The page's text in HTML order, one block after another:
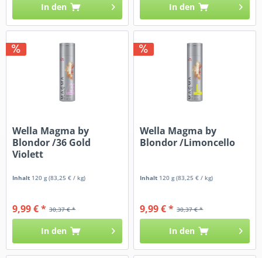
In den In den
Wella Magma by
Blondor /36 Gold
Violett
Inhalt 120 g(83,25 € / kg)
30,37 € *
9,99 € *
In den
Wella Magma by
Blondor /Limoncello
Inhalt 120 g(83,25 € / kg)
30,37 € *
9,99 € *
In den